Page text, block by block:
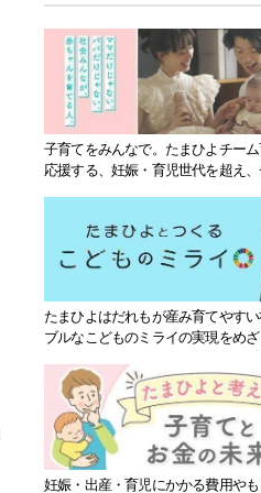
子育てをみんなで。たまひよチー
応援する、妊娠・育児世代を超え
たまひよはだれもが産み育てやす
ブルなこどものミライの実現をめ
妊娠・出産・育児にかかる費用や